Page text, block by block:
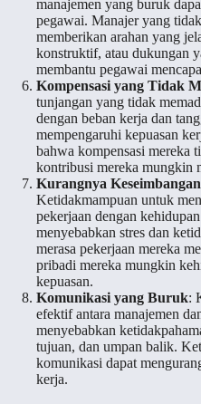
manajemen yang buruk
pegawai. Manajer yang
memberikan arahan yang
konstruktif, atau dukungan
membantu pegawai
Kompensasi yang Tidak
tunjangan yang tidak
dengan beban kerja dan
mempengaruhi kepuasan
bahwa kompensasi mereka
kontribusi mereka mungkin
Kurangnya
Ketidakmampuan untuk
pekerjaan dengan
menyebabkan stres dan
merasa pekerjaan mereka
pribadi mereka mungkin
kepuasan.
Komunikasi yang Buruk:
efektif antara manajemen
menyebabkan
tujuan, dan umpan balik.
komunikasi dapat
kerja.